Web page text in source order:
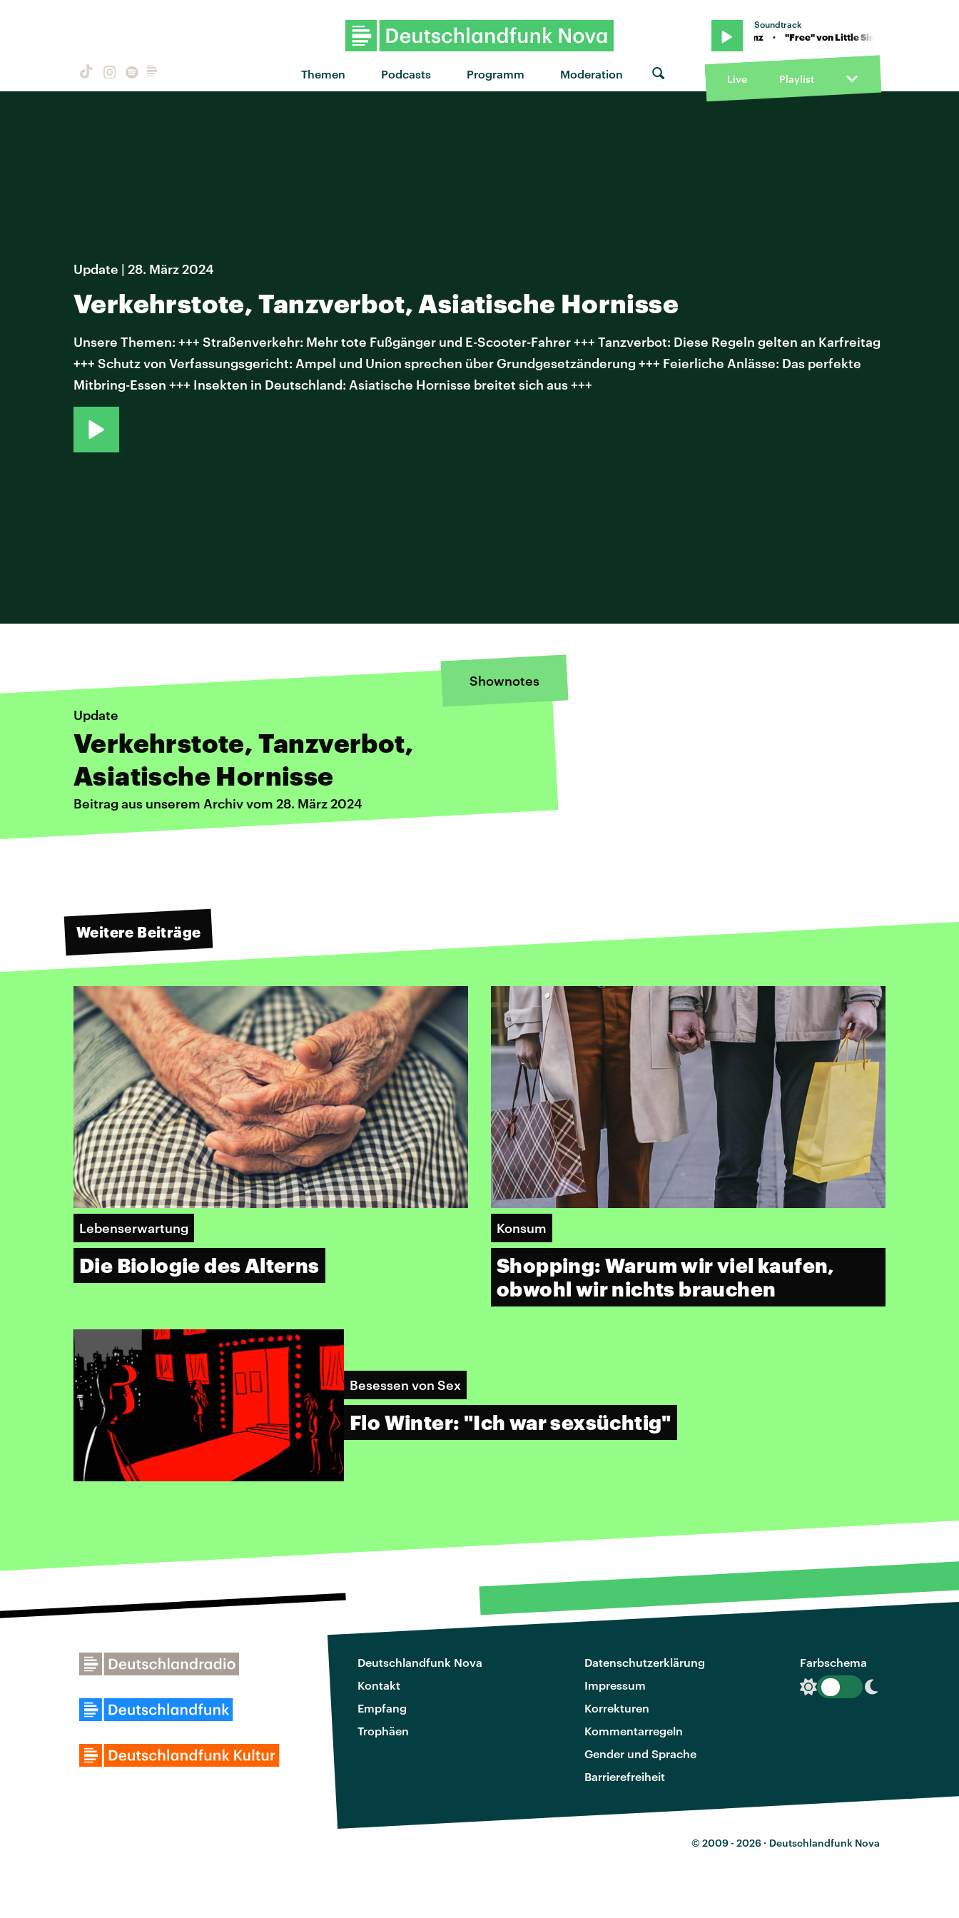
Themen Podcasts Programm Moderation
Soundtrack
"Free" von Little Simz · "Free" von Little Simz · "Free" von Little Simz
Live Playlist
Update | 28. März 2024
Verkehrstote, Tanzverbot, Asiatische Hornisse
Unsere Themen: +++ Straßenverkehr: Mehr tote Fußgänger und E-Scooter-Fahrer +++ Tanzverbot: Diese Regeln gelten an Karfreitag
+++ Schutz von Verfassungsgericht: Ampel und Union sprechen über Grundgesetzänderung +++ Feierliche Anlässe: Das perfekte
Mitbring-Essen +++ Insekten in Deutschland: Asiatische Hornisse breitet sich aus +++
Shownotes
Update
Verkehrstote, Tanzverbot,
Asiatische Hornisse
Beitrag aus unserem Archiv vom 28. März 2024
Weitere Beiträge
Lebenserwartung
Die Biologie des Alterns
Konsum
Shopping: Warum wir viel kaufen,
obwohl wir nichts brauchen
Besessen von Sex
Flo Winter: "Ich war sexsüchtig"
Deutschlandfunk Nova
Kontakt
Empfang
Trophäen
Datenschutzerklärung
Impressum
Korrekturen
Kommentarregeln
Gender und Sprache
Barrierefreiheit
Farbschema
© 2009 - 2026 · Deutschlandfunk Nova